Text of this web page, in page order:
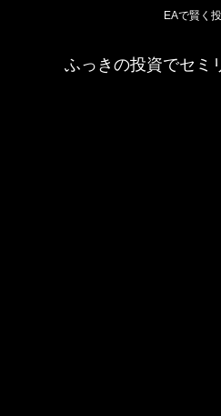
EAで賢く
ふっきの投資でセミ